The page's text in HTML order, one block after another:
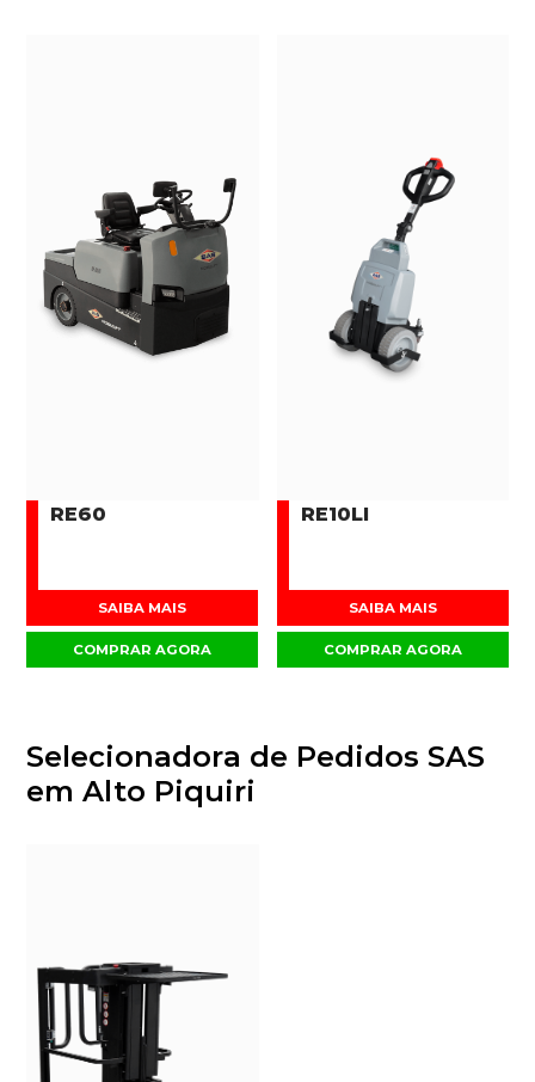
RE60
SAIBA MAIS
COMPRAR AGORA
RE10LI
SAIBA MAIS
COMPRAR AGORA
Selecionadora de Pedidos SAS
em Alto Piquiri